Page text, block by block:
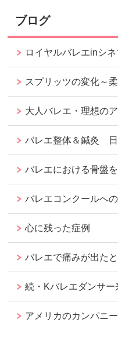
ブログ
ロイヤルバレエinシ
スプリッツの変化～
大人バレエ・理想の
バレエ整体＆鍼灸
バレエにおける骨盤
バレエコンクールへ
心に残った症例
バレエで痛みが出た
続・Kバレエダンサー
アメリカのカンパニ